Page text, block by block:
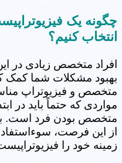
چگونه یک
انتخاب کنیم؟
افراد متخصص زیادی در
بهبود مشکلات شما کمک
متخصص و فیزیوتراپ
مواردی که حتماً باید در
متخصص بودن فرد است. به
از این فرصت،
زمینه خود را